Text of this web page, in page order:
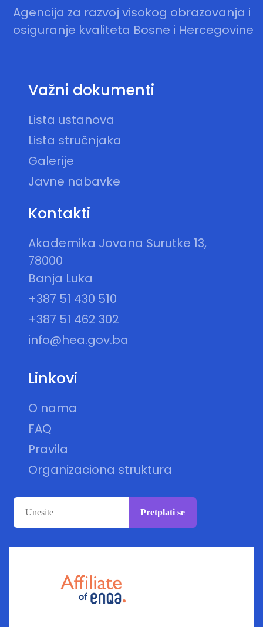
Agencija za razvoj visokog obrazovanja i
osiguranje kvaliteta Bosne i Hercegovine
Važni dokumenti
Lista ustanova
Lista stručnjaka
Galerije
Javne nabavke
Kontakti
Akademika Jovana Surutke 13,
78000
Banja Luka
+387 51 430 510
+387 51 462 302
info@hea.gov.ba
Linkovi
O nama
FAQ
Pravila
Organizaciona struktura
Pretplati se